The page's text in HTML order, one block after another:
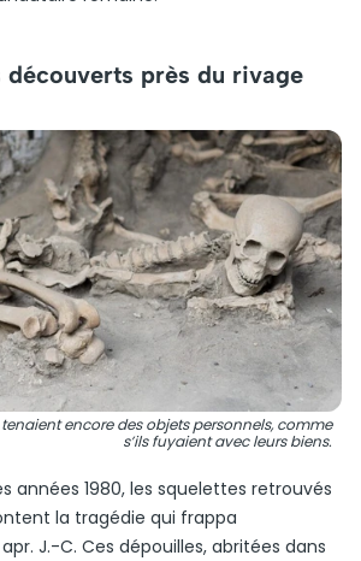
découverts près du rivage
encore des objets personnels, comme
s’ils fuyaient avec leurs biens.
années 1980, les squelettes retrouvés
la tragédie qui frappa
J.-C. Ces dépouilles, abritées dans